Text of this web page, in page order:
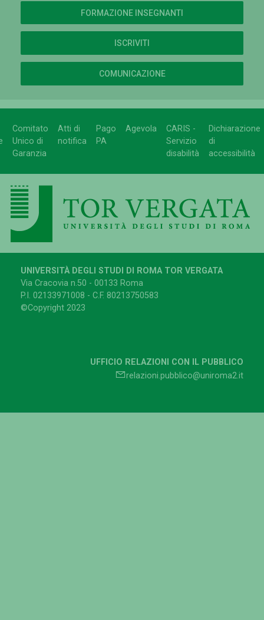
FORMAZIONE INSEGNANTI
ISCRIVITI
COMUNICAZIONE
Comitato
Unico di
Garanzia
Atti di
notifica
Pago
PA
Agevola
CARIS -
Servizio
disabilità
Dichiarazione
di
accessibilità
UNIVERSITÀ DEGLI STUDI DI ROMA TOR VERGATA
Via Cracovia n.50 - 00133 Roma
P.I. 02133971008 - C.F. 80213750583
©Copyright 2023
UFFICIO RELAZIONI CON IL PUBBLICO
relazioni.pubblico@uniroma2.it